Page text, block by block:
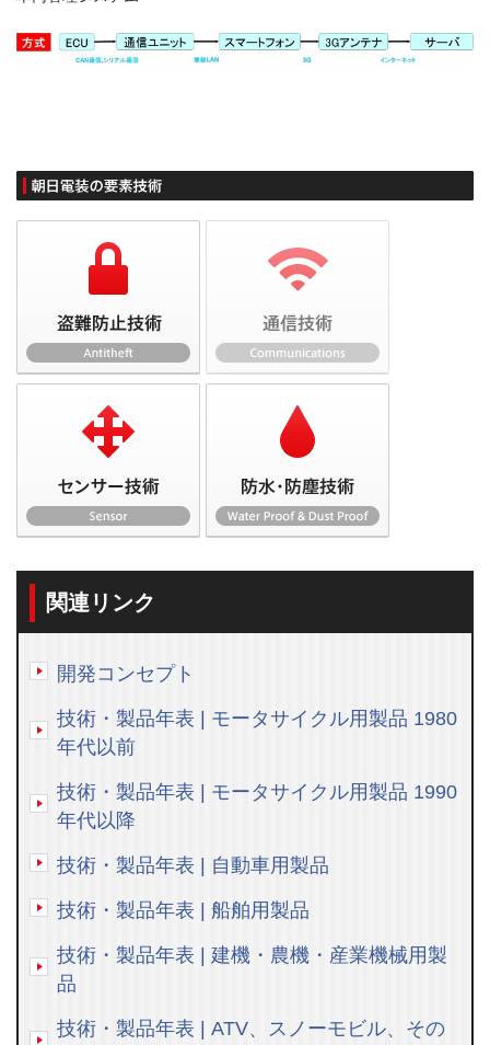
関連リンク
開発コンセプト
技術・製品年表 | モータサイクル用製品 1980
年代以前
技術・製品年表 | モータサイクル用製品 1990
年代以降
技術・製品年表 | 自動車用製品
技術・製品年表 | 船舶用製品
技術・製品年表 | 建機・農機・産業機械用製
品
技術・製品年表 | ATV、スノーモビル、その